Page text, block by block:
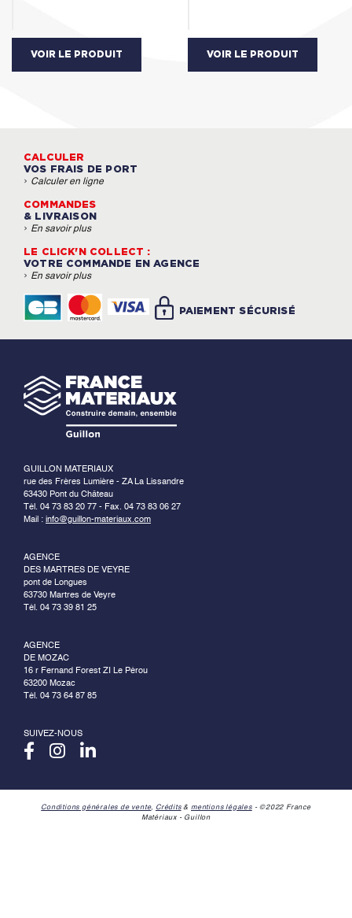
VOIR LE PRODUIT VOIR LE PRODUIT
CALCULER
VOS FRAIS DE PORT
› Calculer en ligne
COMMANDES
& LIVRAISON
› En savoir plus
LE CLICK'N COLLECT :
VOTRE COMMANDE EN AGENCE
› En savoir plus
PAIEMENT SÉCURISÉ
GUILLON MATERIAUX
rue des Frères Lumière - ZA La Lissandre
63430 Pont du Château
Tél. 04 73 83 20 77 - Fax. 04 73 83 06 27
Mail : info@guillon-materiaux.com
AGENCE
DES MARTRES DE VEYRE
pont de Longues
63730 Martres de Veyre
Tél. 04 73 39 81 25
AGENCE
DE MOZAC
16 r Fernand Forest ZI Le Pérou
63200 Mozac
Tél. 04 73 64 87 85
SUIVEZ-NOUS
Conditions générales de vente, Crédits& mentions légales- ©2022 France
Matériaux - Guillon